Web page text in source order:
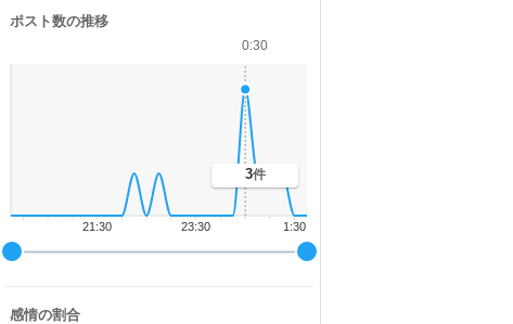
ポスト数の推移
1:30
23:30
21:30
0:30
3件
感情の割合